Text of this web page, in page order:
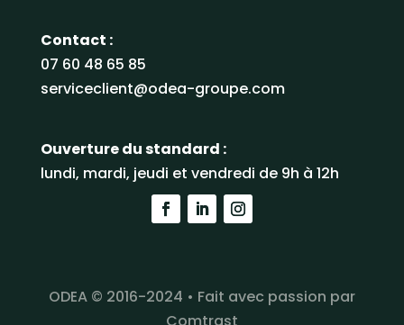
Contact :
07 60 48 65 85
serviceclient@odea-groupe.com
Ouverture du standard :
lundi, mardi, jeudi et vendredi de 9h à 12h
ODEA © 2016-2024 • Fait avec passion par
Comtrast